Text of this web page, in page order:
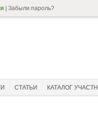
Забыли пароль?
СТАТЬИ КАТАЛОГ